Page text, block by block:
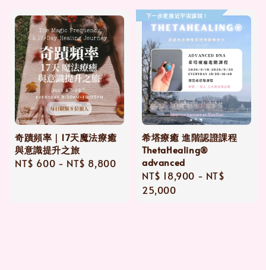
奇蹟頻率｜17天魔法療癒
與意識提升之旅
Regular
NT$ 600 - NT$ 8,800
下一步更接近宇宙源頭！
希塔療癒 進階認證課程
ThetaHealing®
advanced
Regular
price
NT$ 18,900 - NT$
25,000